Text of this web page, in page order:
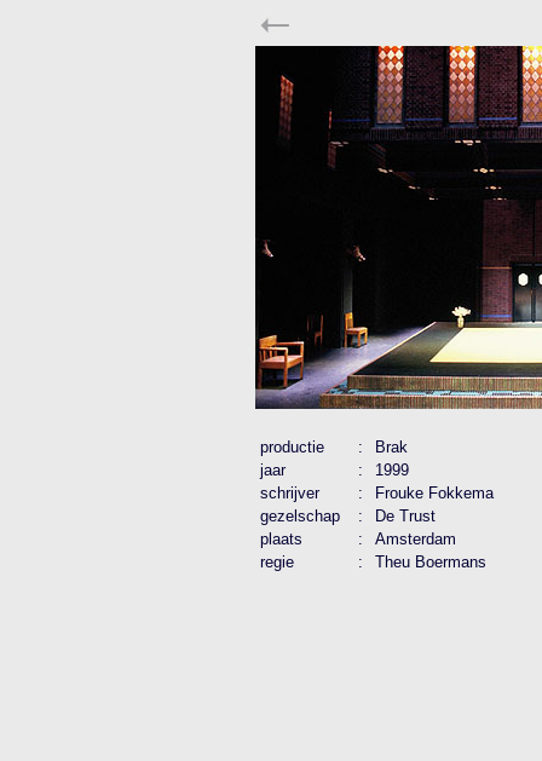
productie :
Brak
jaar
:
1999
schrijver
:
Frouke Fokkema
gezelschap
:
De Trust
plaats
:
Amsterdam
regie
: Theu Boermans